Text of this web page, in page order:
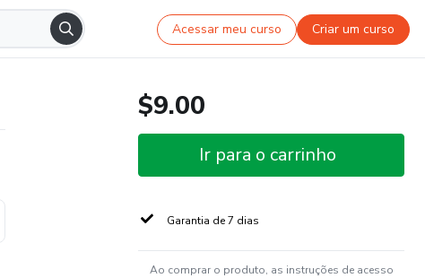
Acessar meu curso Criar um curso
$9.00
Ir para o carrinho
Garantia de 7 dias
Ao comprar o produto, as instruções de acesso